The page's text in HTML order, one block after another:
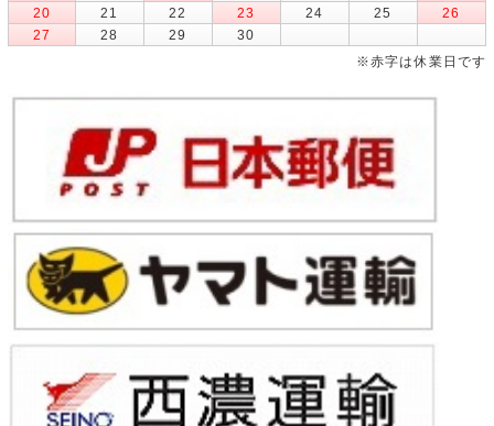
20
21 22 23 24 25
26
27
28 29
30
※赤字は休業日です